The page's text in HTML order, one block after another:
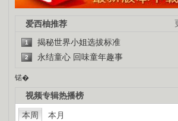
爱西柚推荐
1 揭秘世界小姐选拔标准
2 永结童心 回味童年趣事
锘�
视频专辑热播榜
本周 本月